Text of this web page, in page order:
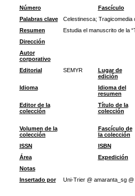
Número Fascículo
Palabras clave
Celestinesca; Tragicomedia
Resumen
Estudia el manuscrito de la
Dirección
Autor
corporativo
Editorial SEMYR
Lugar de
edición
Idioma
Idioma del
resumen
Editor de la
colección
Título de la
colección
Volumen de la
colección
Fascículo de
la colección
ISSN ISBN
Área
Expedición
Notas
Insertado por
Uni-Trier @ amaranta_sg @